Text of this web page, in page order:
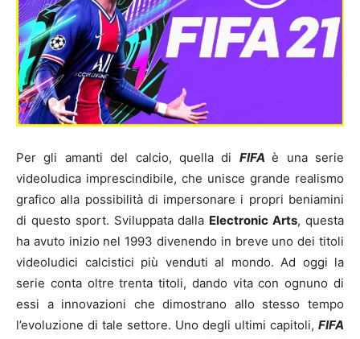
Per gli amanti del calcio, quella di FIFAè una serie
videoludica imprescindibile, che unisce grande realismo
grafico alla possibilità di impersonare i propri beniamini
di questo sport. Sviluppata dalla Electronic Arts, questa
ha avuto inizio nel 1993 divenendo in breve uno dei titoli
videoludici calcistici più venduti al mondo. Ad oggi la
serie conta oltre trenta titoli, dando vita con ognuno di
essi a innovazioni che dimostrano allo stesso tempo
l’evoluzione di tale settore. Uno degli ultimi capitoli, FIFA